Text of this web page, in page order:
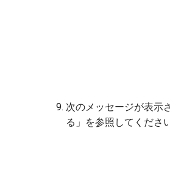
次のメッセージが表示
る」を参照してくださ